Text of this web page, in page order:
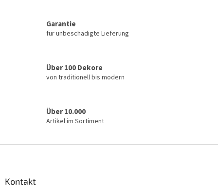
t
r
L
Garantie
für unbeschädigte Lieferung
Über 100 Dekore
von traditionell bis modern
Über 10.000
Artikel im Sortiment
Kontakt